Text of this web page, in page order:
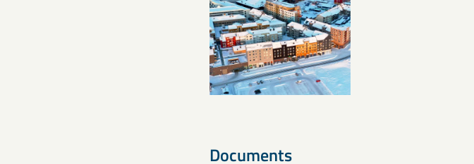
Documents